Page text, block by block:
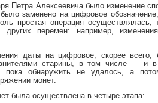
Петра Алексеевича было изменение
заменено на цифровое
простая операция
других перемен: например,
даты на цифровое, скорее
старины, в том числе — и в
пока обнаружить не удалось, а
монет.
была осуществлена в четыре этапа: